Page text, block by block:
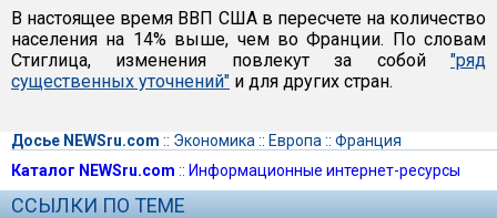
В настоящее время ВВП США в пересчете на количество
населения на 14% выше, чем во Франции. По словам
Стиглица, изменения повлекут за собой "ряд
существенных уточнений" и для других стран.
Досье NEWSru.com :: Экономика :: Европа :: Франция
Каталог NEWSru.com :: Информационные интернет-ресурсы
ССЫЛКИ ПО ТЕМЕ